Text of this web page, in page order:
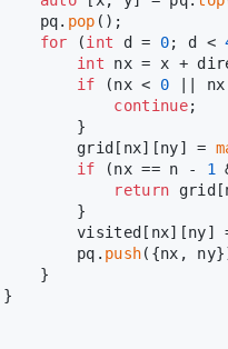
pq.
pop ();
for (int d = 0; d <
int nx = x +
if (nx < 0 || nx
continue;
}
grid[nx][ny] =
if (nx == n - 1
return
}
visited[nx][ny]
pq.
push({nx,
}